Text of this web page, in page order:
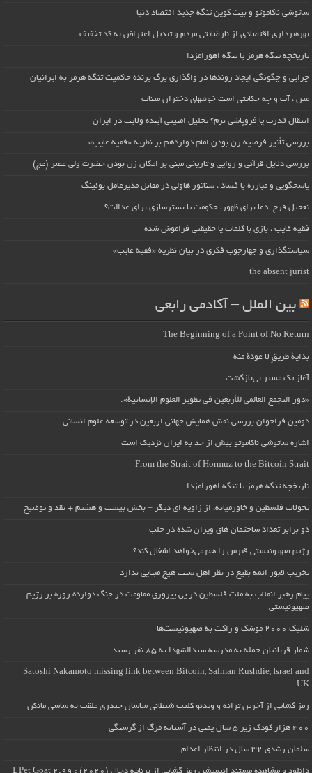
ساتوشی ناکاموتو و بیت کوین تنگه جدید اقتصاد دنیا
بهره‌برداری اقتصادی از نارضایتی مردم و تبدیل اعتراض به کد تخفیف
تاریخچه تنگه هرمز یا تنگه اهورامزدا
چرایی و چگونگی ایجاد روندها در واگذاری برگ برنده حاکمیت تنگه هرمز به ایرانیان
مین ، آب و چه حکایتی است خونبهای دختران میناب
انتقال قدرت یا فروپاشی نرم؟ تحلیل امنیتی آینده ولایت در ایران
بررسی تأثیر فرضیه زن بودن امام دوازدهم بر نظریه «فقیه غایب»
بررسی دلایل قرآنی و روایی و تاریخی مبنی بر امکان زن بودن حضرت ولی عصر (عج)
پاسخگویی و مبارزه با فساد ، سناتور هاولی در مقابل مدیرعامل بوئینگ
تعجیل فرج: دعا برای ظهور، حکومت یا بسترسازی برای عدالت؟
فقیه غایب ، بازی با کلمات یا حقیقتی فراموش شده
سیاستگذاری و چهارچوب فکری در بیان نظریه «فقیه غایب»
the absent jurist
بین الملل – آکادمی رابعی
The Beginning of a Point of No Return
بداية طريقٍ لا عودة منه
آغاز یک مسیر بی‌بازگشت
«دور التجمع العالمي للأربعين في تطوير العلوم الإنسانية».
دومین فراخوان بررسی نقش همایش جهانی اربعین در توسعه علوم انسانی
اشاره ساتوشی ناکاموتو بیش از حد به ایران نزدیک است
From the Strait of Hormuz to the Bitcoin Strait
تاریخچه تنگه هرمز یا تنگه اهورامزدا
تحولات فلسطین و خاورمیانه، از زاویه ای دیگر – بخش بیست و هشتم + نقد و توضیح
دو برابر تعداد ساختمان های ویران شده در حلب
رژیم صهیونیستی قبرس را هم می‌خواهد اشغال کند؟
تخریب قبور ائمه بقیع در نظر اهل سنت هیچ مبنایی ندارد
پیام رهبر انقلاب به ملت فلسطین در پی پیروزی مقاومت در جنگ دوازده روزه بر رژیم
صهیونیستی
شلیک ۲۰۰۰ موشک و راکت به صهیونیست‌ها
شمار قربانیان حمله به مدرسه سیدالشهدا به ۸۵ نفر رسید
Satoshi Nakamoto missing link between Bitcoin, Salman Rushdie, Israel and
UK
رمز گشایی از آخرین ترانه و ویدئو کلیپ شیطانی ساسان حیدری ملقب به ساسی مانکن
۴۰۰ هزار کودک زیر ۵ سال یمنی در آستانه مرگ از گرسنگی
سلمان رشدی ۳۲ سال در انتظار اعدام